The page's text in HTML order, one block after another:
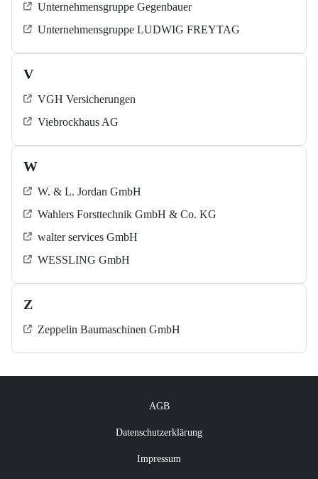
Unternehmensgruppe Gegenbauer
Unternehmensgruppe LUDWIG FREYTAG
V
VGH Versicherungen
Viebrockhaus AG
W
W. & L. Jordan GmbH
Wahlers Forsttechnik GmbH & Co. KG
walter services GmbH
WESSLING GmbH
Z
Zeppelin Baumaschinen GmbH
AGB
Datenschutzerklärung
Impressum